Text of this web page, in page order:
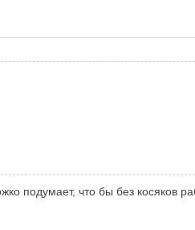
подумает, что бы без косяков